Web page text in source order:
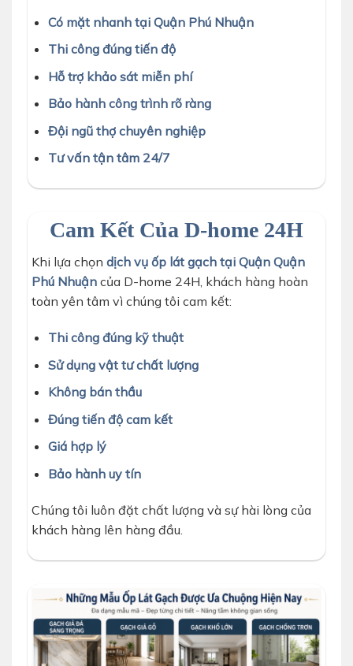
Có mặt nhanh tại Quận Phú Nhuận
Thi công đúng tiến độ
Hỗ trợ khảo sát miễn phí
Bảo hành công trình rõ ràng
Đội ngũ thợ chuyên nghiệp
Tư vấn tận tâm 24/7
Cam Kết Của D-home 24H
Khi lựa chọn dịch vụ ốp lát gạch tại Quận Quận
Phú Nhuận của D-home 24H, khách hàng hoàn
toàn yên tâm vì chúng tôi cam kết:
Thi công đúng kỹ thuật
Sử dụng vật tư chất lượng
Không bán thầu
Đúng tiến độ cam kết
Giá hợp lý
Bảo hành uy tín
Chúng tôi luôn đặt chất lượng và sự hài lòng của
khách hàng lên hàng đầu.